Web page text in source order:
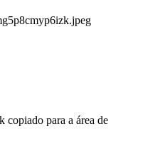
copiado para a área de